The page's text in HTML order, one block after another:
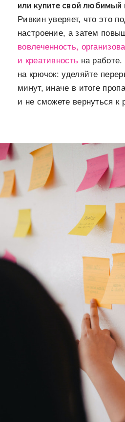
или купите свой
Ривкин уверяет, что это
настроение, а затем
вовлеченность,
и креативность на
на крючок: уделяйте
минут, иначе в итоге
и не сможете вернуться к